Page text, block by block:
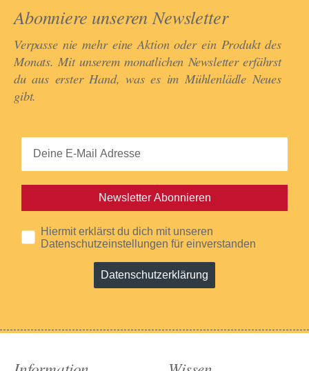
Abonniere unseren Newsletter​
Verpasse nie mehr eine Aktion oder ein Produkt des
Monats. Mit unserem monatlichen Newsletter erfährst
du aus erster Hand, was es im Mühlenlädle Neues
gibt.​
Newsletter Abonnieren
Hiermit erklärst du dich mit unseren
Datenschutzeinstellungen für einverstanden
Datenschutzerklärung